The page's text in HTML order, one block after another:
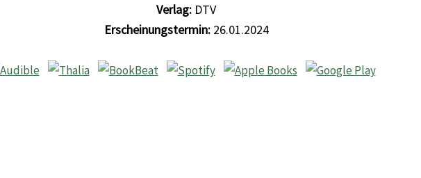
Verlag: DTV
Erscheinungstermin:26.01.2024